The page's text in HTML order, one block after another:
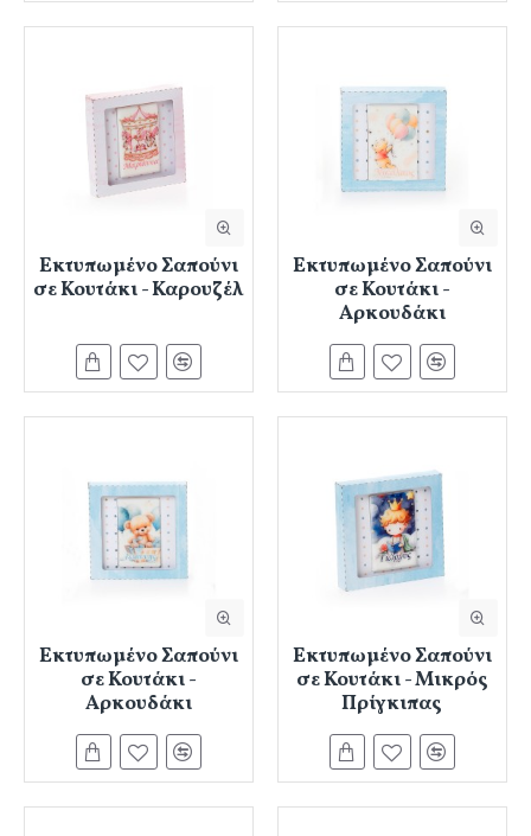
Εκτυπωμένο Σαπούνι
σε Κουτάκι - Καρουζέλ
Εκτυπωμένο Σαπούνι
σε Κουτάκι -
Αρκουδάκι
Εκτυπωμένο Σαπούνι
σε Κουτάκι -
Αρκουδάκι
Εκτυπωμένο Σαπούνι
σε Κουτάκι - Μικρός
Πρίγκιπας